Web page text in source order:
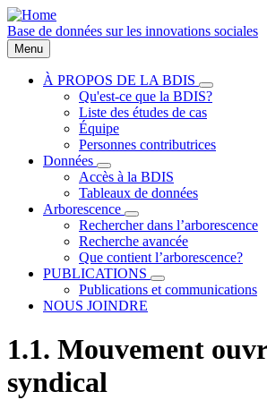
Aller
au
contenu
principal
Base de données sur les innovations sociales
Menu
navigation
À PROPOS DE LA BDIS
sous-
navigation
À
DE
Qu'est-ce que la BDIS?
Liste des études de cas
Équipe
Personnes contributrices
Données
sous-
navigation
Données
Accès à la BDIS
Tableaux de données
Arborescence
sous-
navigation
Arborescence
Rechercher dans l’arborescence
Recherche avancée
Que contient l’arborescence?
PUBLICATIONS
sous-
navigation
Publications et communications
NOUS JOINDRE
1.1. Mouvement
syndical